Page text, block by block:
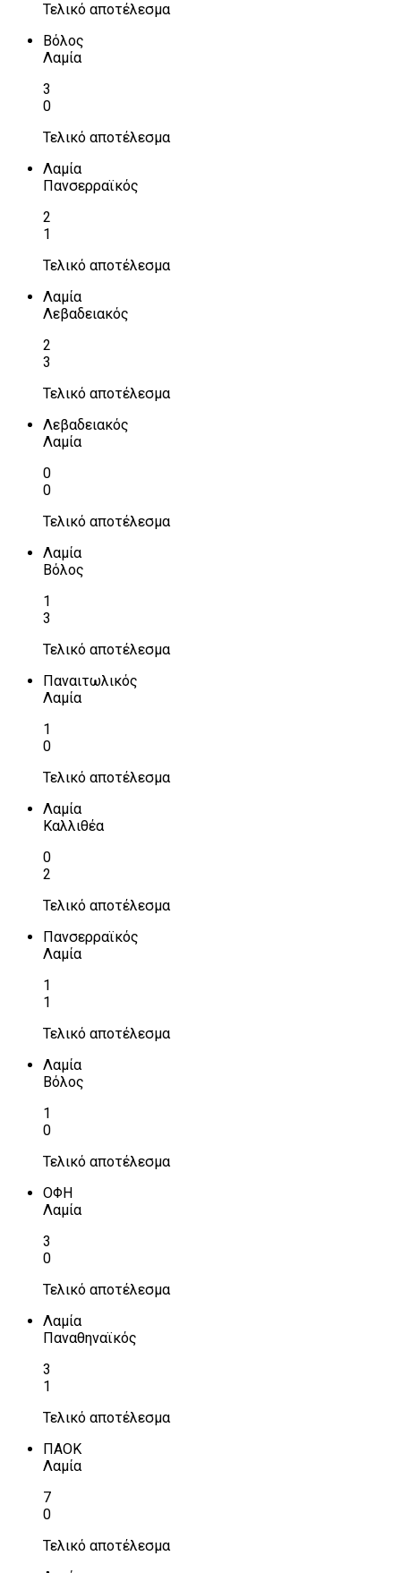
Τελικό αποτέλεσμα
Βόλος
Λαμία
3
0
Τελικό αποτέλεσμα
Λαμία
Πανσερραϊκός
2
1
Τελικό αποτέλεσμα
Λαμία
Λεβαδειακός
2
3
Τελικό αποτέλεσμα
Λεβαδειακός
Λαμία
0
0
Τελικό αποτέλεσμα
Λαμία
Βόλος
1
3
Τελικό αποτέλεσμα
Παναιτωλικός
Λαμία
1
0
Τελικό αποτέλεσμα
Λαμία
Καλλιθέα
0
2
Τελικό αποτέλεσμα
Πανσερραϊκός
Λαμία
1
1
Τελικό αποτέλεσμα
Λαμία
Βόλος
1
0
Τελικό αποτέλεσμα
ΟΦΗ
Λαμία
3
0
Τελικό αποτέλεσμα
Λαμία
Παναθηναϊκός
3
1
Τελικό αποτέλεσμα
ΠΑΟΚ
Λαμία
7
0
Τελικό αποτέλεσμα